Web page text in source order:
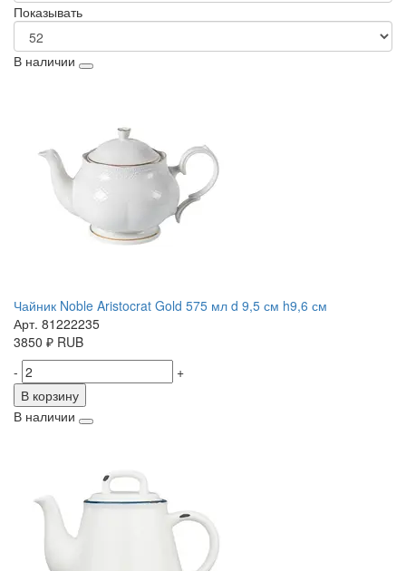
Показывать
В наличии
Чайник Noble Aristocrat Gold 575 мл d 9,5 см h9,6 см
Арт. 81222235
3850 ₽ RUB
-
+
В корзину
В наличии